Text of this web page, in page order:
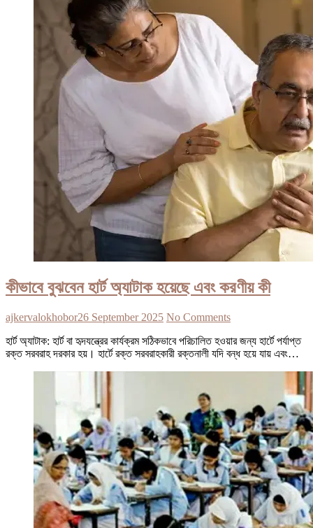
কীভাবে বুঝবেন হার্ট অ্যাটাক হয়েছে এবং করণীয় কী
ajkervalokhobor26 September 2025 No Comments
হার্ট অ্যাটাক: হার্ট বা হৃদযন্ত্রের কার্যক্রম সঠিকভাবে পরিচালিত হওয়ার জন্য হার্টে পর্যাপ্ত
রক্ত সরবরাহ দরকার হয়। হার্টে রক্ত সরবরাহকারী রক্তনালী যদি বন্ধ হয়ে যায় এবং…